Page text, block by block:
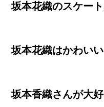
坂本花織のスケー
坂本花織はかわいい
坂本香織さんが大